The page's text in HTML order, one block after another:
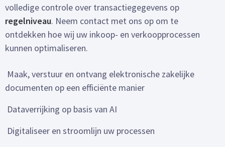
volledige controle over transactiegegevens op
regelniveau. Neem contact met ons op om te
ontdekken hoe wij uw inkoop- en verkoopprocessen
kunnen optimaliseren.
Maak, verstuur en ontvang elektronische zakelijke
documenten op een efficiënte manier
Dataverrijking op basis van AI
Digitaliseer en stroomlijn uw processen